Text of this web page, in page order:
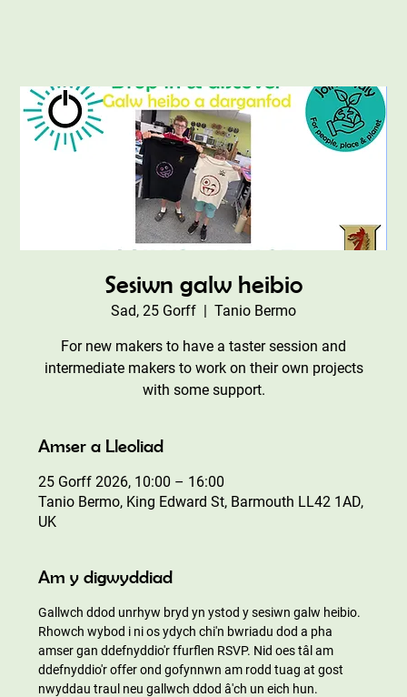
Sesiwn galw heibio
Sad, 25 Gorff
  |
Tanio Bermo
For new makers to have a taster session and
intermediate makers to work on their own projects
with some support.
Amser a Lleoliad
25 Gorff 2026, 10:00 – 16:00
Tanio Bermo, King Edward St, Barmouth LL42 1AD,
UK
Am y digwyddiad
Gallwch ddod unrhyw bryd yn ystod y sesiwn galw heibio.
Rhowch wybod i ni os ydych chi'n bwriadu dod a pha
amser gan ddefnyddio'r ffurflen RSVP. Nid oes tâl am
ddefnyddio'r offer ond gofynnwn am rodd tuag at gost
nwyddau traul neu gallwch ddod â'ch un eich hun.